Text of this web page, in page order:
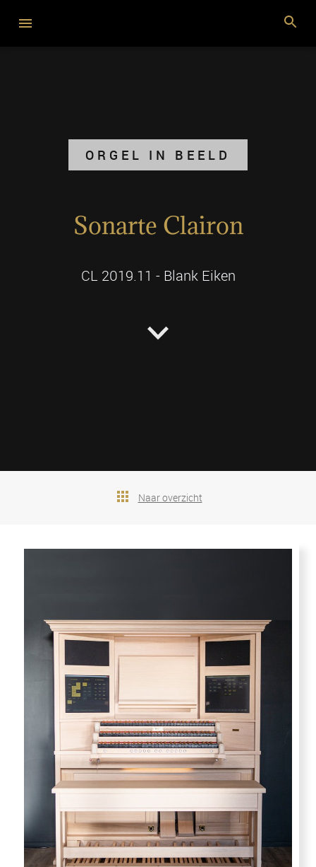
ORGEL IN BEELD
Sonarte Clairon
CL 2019.11 - Blank Eiken
Naar overzicht